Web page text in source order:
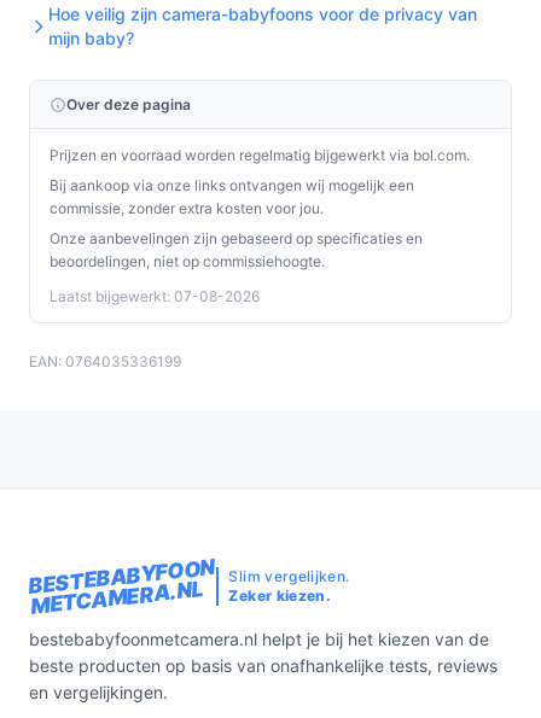
temperatuursensor correct afgelezen wordt en of de
behuizing schadevrij is.
Wat is de belangrijkste afweging bij dit type product?
De grootste trade‑off is privacy en eenvoud versus
uitbreidbaarheid en app‑functionaliteit: dit model geeft
een gesloten, offline ervaring zonder uitbreidingsopties
of smartphoneintegratie.
Conclusie
Deze compacte, witte babyfoon met camera is een
Bekijk varianten en actuele prijzen op
bestebabyfoonmetcamera.nl voordat je kiest.
Hoe veilig zijn camera-babyfoons voor de privacy van
mijn baby?
Over deze pagina
Prijzen en voorraad worden regelmatig bijgewerkt via bol.com.
Bij aankoop via onze links ontvangen wij mogelijk een
commissie, zonder extra kosten voor jou.
Onze aanbevelingen zijn gebaseerd op specificaties en
beoordelingen, niet op commissiehoogte.
Laatst bijgewerkt: 07-08-2026
EAN: 0764035336199
BESTEBABYFOON
METCAMERA.NL
Slim vergelijken.
Zeker kiezen.
bestebabyfoonmetcamera.nl helpt je bij het kiezen van de
beste producten op basis van onafhankelijke tests, reviews
en vergelijkingen.